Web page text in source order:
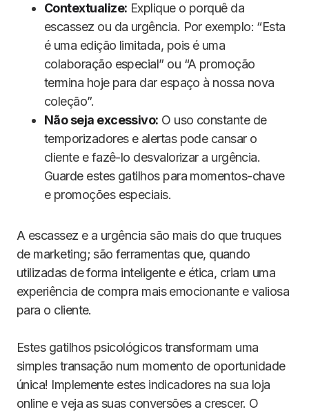
Contextualize: Explique o porquê da
escassez ou da urgência. Por exemplo: “Esta
é uma edição limitada, pois é uma
colaboração especial” ou “A promoção
termina hoje para dar espaço à nossa nova
coleção”.
Não seja excessivo: O uso constante de
temporizadores e alertas pode cansar o
cliente e fazê-lo desvalorizar a urgência.
Guarde estes gatilhos para momentos-chave
e promoções especiais.
A escassez e a urgência são mais do que truques
de marketing; são ferramentas que, quando
utilizadas de forma inteligente e ética, criam uma
experiência de compra mais emocionante e valiosa
para o cliente.
Estes gatilhos psicológicos transformam uma
simples transação num momento de oportunidade
única! Implemente estes indicadores na sua loja
online e veja as suas conversões a crescer. O